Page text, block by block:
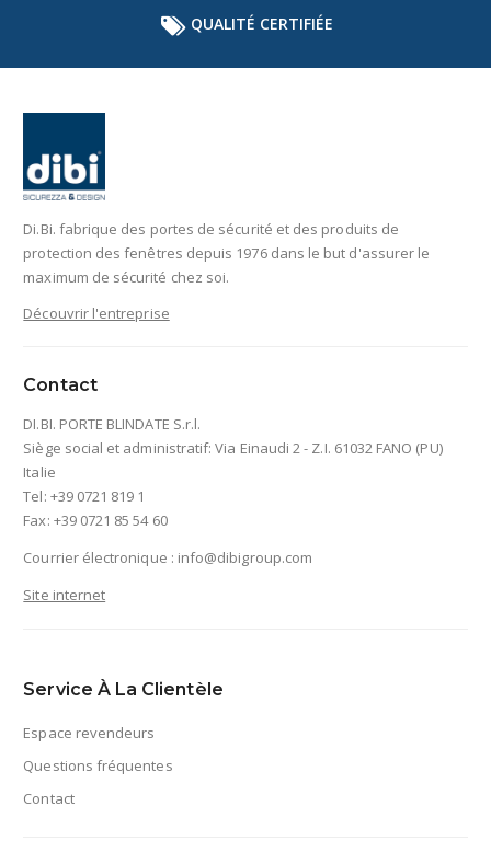
QUALITÉ CERTIFIÉE
Di.Bi. fabrique des portes de sécurité et des produits de
protection des fenêtres depuis 1976 dans le but d'assurer le
maximum de sécurité chez soi.
Découvrir l'entreprise
Contact
DI.BI. PORTE BLINDATE S.r.l.
Siège social et administratif: Via Einaudi 2 - Z.I. 61032 FANO (PU)
Italie
Tel: +39 0721 819 1
Fax: +39 0721 85 54 60
Courrier électronique : info@dibigroup.com
Site internet
Service À La Clientèle
Espace revendeurs
Questions fréquentes
Contact